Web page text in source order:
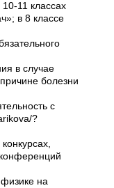
11 классах
в 8 классе
в случае
болезни
с
?
на